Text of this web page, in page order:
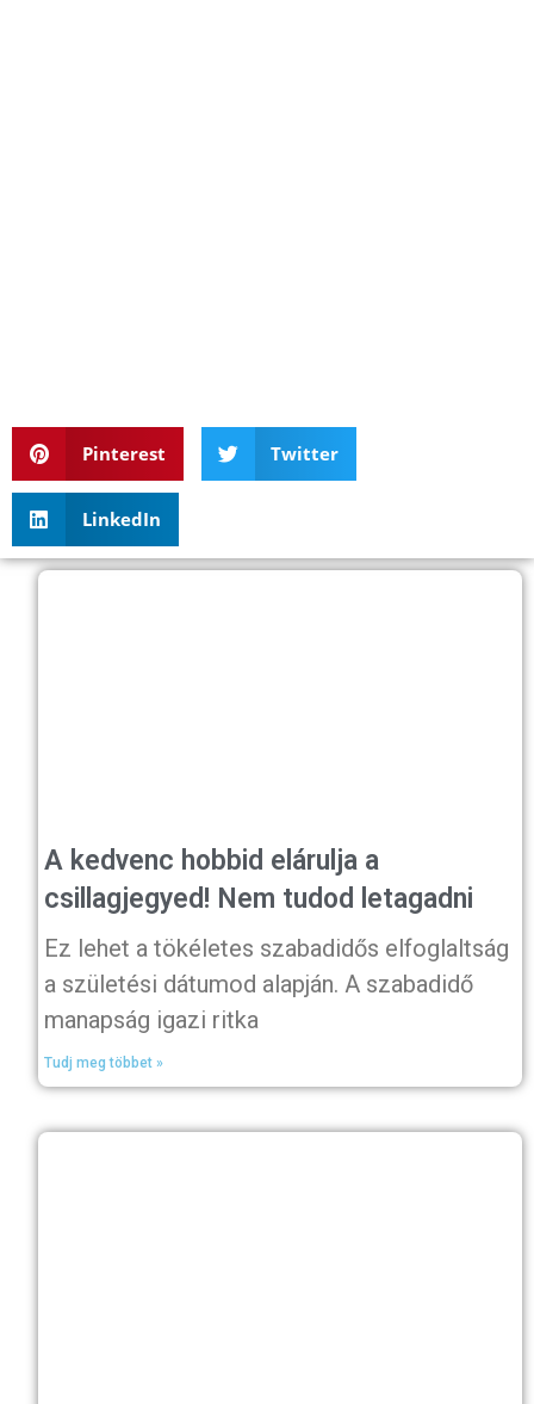
Pinterest Twitter
LinkedIn
A kedvenc hobbid elárulja a
csillagjegyed! Nem tudod letagadni
Ez lehet a tökéletes szabadidős elfoglaltság
a születési dátumod alapján. A szabadidő
manapság igazi ritka
Tudj meg többet »